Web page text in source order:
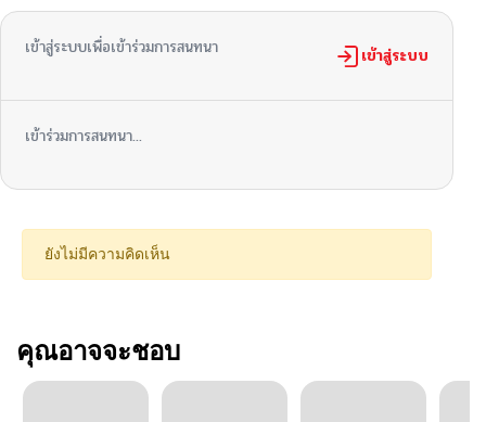
เข้าสู่ระบบเพื่อเข้าร่วมการสนทนา เข้าสู่ระบบ
เข้าร่วมการสนทนา...
ยังไม่มีความคิดเห็น
คุณอาจจะชอบ